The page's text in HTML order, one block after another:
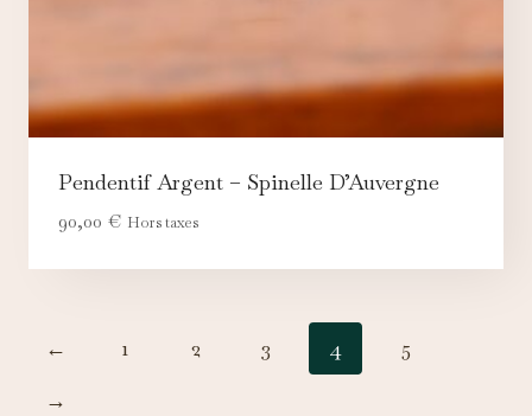
Pendentif Argent – Spinelle D’Auvergne
90,00 € Hors taxes
← 1 2 3 4
5
→